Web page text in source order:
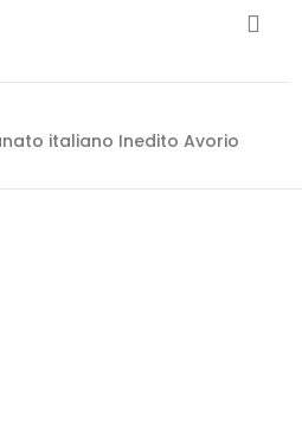
italiano Inedito Avorio